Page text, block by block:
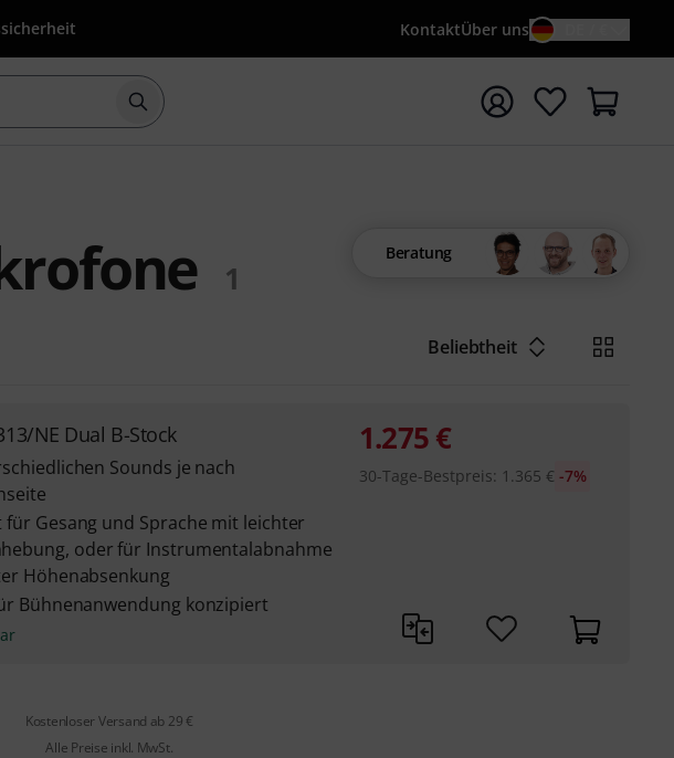
KontaktÜber uns
Suche mit Suchwort {searchTerm} starten
1
Beratung
Beliebtheit
NE Dual B-Stock
Sounds je nach
Gesang und Sprache mit leichter
oder für Instrumentalabnahme
Höhenabsenkung
Bühnenanwendung konzipiert
1.275€
30-Tage-Bestpreis: 1.365 € -7%
Kostenloser Versand ab 29 €
Alle Preise inkl. MwSt.